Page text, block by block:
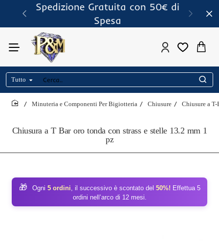
Spedizione Gratuita con 50€ di
Spesa
Tutto
Cerca..
Chiusura a T Bar oro tonda con strass e stelle 13.2 mm 1
pz
Minuteria e Componenti Per Bigiotteria Chiusure Chiusure a T-
🎁 Ogni 5 ordini, il successivo è scontato del 50%! Effettua 5
ordini nell’arco di 12 mesi.